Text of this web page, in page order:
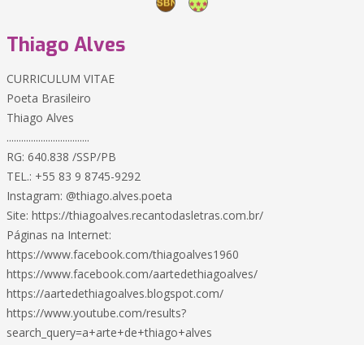
Thiago Alves
CURRICULUM VITAE
Poeta Brasileiro
Thiago Alves
..................................
RG: 640.838 /SSP/PB
TEL.: +55 83 9 8745-9292
Instagram: @thiago.alves.poeta
Site: https://thiagoalves.recantodasletras.com.br/
Páginas na Internet:
https://www.facebook.com/thiagoalves1960
https://www.facebook.com/aartedethiagoalves/
https://aartedethiagoalves.blogspot.com/
https://www.youtube.com/results?
search_query=a+arte+de+thiago+alves